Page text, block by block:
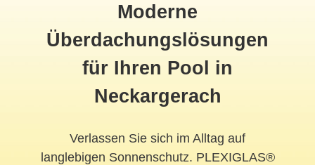
Moderne
Überdachungslösungen
für Ihren Pool in
Neckargerach
Verlassen Sie sich im Alltag auf
langlebigen Sonnenschutz. PLEXIGLAS®